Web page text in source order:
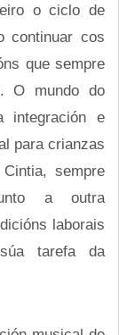
o ciclo de
continuar cos
que sempre
O mundo do
integración e
para crianzas
sempre
a outra
laborais
tarefa da